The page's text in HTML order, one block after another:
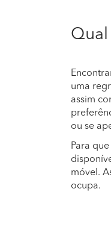
uma
assim
ou se
Para
móvel.
ocupa.